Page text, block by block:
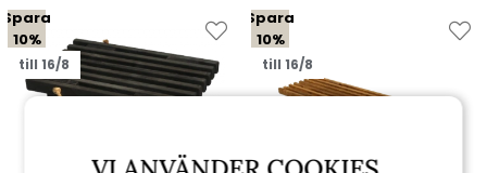
Spara
10%
till 16/8
Spara
10%
till 16/8